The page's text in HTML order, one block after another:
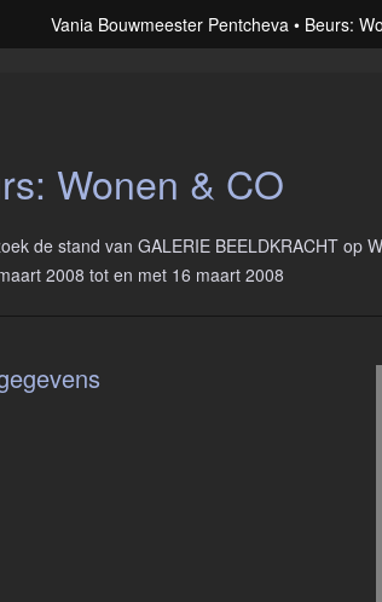
Vania Bouwmeester Pentcheva Beurs:
Wonen & CO
de stand van GALERIE BEELDKRACHT op
2008 tot en met 16 maart 2008